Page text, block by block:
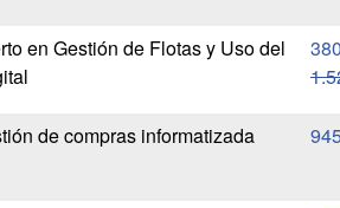
en Gestión de Flotas y Uso del
de compras informatizada